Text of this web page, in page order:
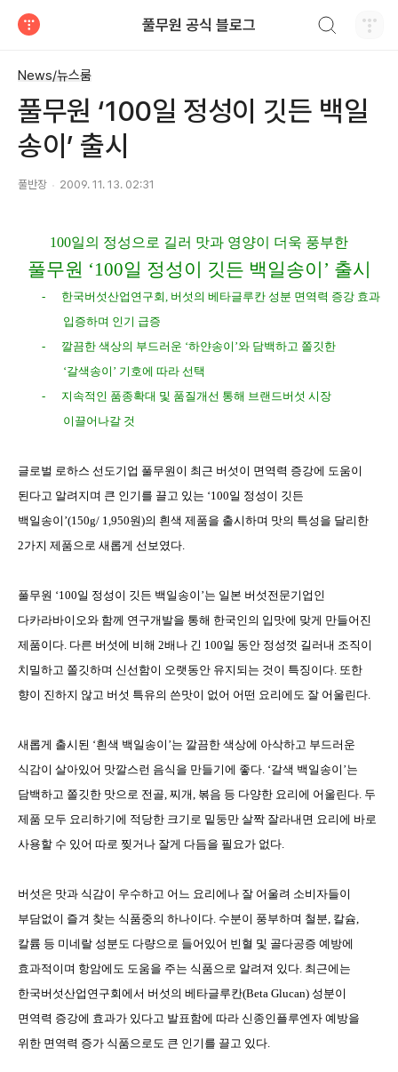
풀무원 공식 블로그
News/뉴스룸
풀무원 ‘100일 정성이 깃든 백일
송이’ 출시
풀반장 2009. 11. 13. 02:31
100일의 정성으로 길러 맛과 영양이 더욱 풍부한
풀무원 ‘100일 정성이 깃든 백일송이’ 출시
- 한국버섯산업연구회, 버섯의 베타글루칸 성분 면역력 증강 효과
입증하며 인기 급증
-
깔끔한 색상의 부드러운 ‘하얀송이 ’와 담백하고 쫄깃한
‘갈색송이 ’ 기호에 따라 선택
-
지속적인 품종확대 및 품질개선 통해 브랜드버섯 시장
이끌어나갈 것
글로벌 로하스 선도기업 풀무원이 최근 버섯이 면역력 증강에 도움이
된다고 알려지며 큰 인기를 끌고 있는 ‘100일 정성이 깃든
백일송이 ’(150g/ 1,950원)의 흰색 제품을 출시하며 맛의 특성을 달리한
2가지 제품으로 새롭게 선보였다.
풀무원 ‘100일 정성이 깃든 백일송이 ’는 일본 버섯전문기업인
다카라바이오와 함께 연구개발을 통해 한국인의 입맛에 맞게 만들어진
제품이다. 다른 버섯에 비해 2배나 긴 100일 동안 정성껏 길러내 조직이
치밀하고 쫄깃하며 신선함이 오랫동안 유지되는 것이 특징이다. 또한
향이 진하지 않고 버섯 특유의 쓴맛이 없어 어떤 요리에도 잘 어울린다.
새롭게 출시된 ‘흰색 백일송이 ’는 깔끔한 색상에 아삭하고 부드러운
식감이 살아있어 맛깔스런 음식을 만들기에 좋다. ‘갈색 백일송이 ’는
담백하고 쫄깃한 맛으로 전골, 찌개, 볶음 등 다양한 요리에 어울린다. 두
제품 모두 요리하기에 적당한 크기로 밑둥만 살짝 잘라내면 요리에 바로
사용할 수 있어 따로 찢거나 잘게 다듬을 필요가 없다.
버섯은 맛과 식감이 우수하고 어느 요리에나 잘 어울려 소비자들이
부담없이 즐겨 찾는 식품중의 하나이다. 수분이 풍부하며 철분, 칼슘,
칼륨 등 미네랄 성분도 다량으로 들어있어 빈혈 및 골다공증 예방에
효과적이며 항암에도 도움을 주는 식품으로 알려져 있다. 최근에는
한국버섯산업연구회에서 버섯의 베타글루칸(Beta Glucan) 성분이
면역력 증강에 효과가 있다고 발표함에 따라 신종인플루엔자 예방을
위한 면역력 증가 식품으로도 큰 인기를 끌고 있다.